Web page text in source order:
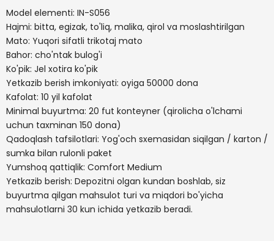
Model elementi: IN-S056
Hajmi: bitta, egizak, to'liq, malika, qirol va moslashtirilgan
Mato: Yuqori sifatli trikotaj mato
Bahor: cho'ntak bulog'i
Ko'pik: Jel xotira ko'pik
Yetkazib berish imkoniyati: oyiga 50000 dona
Kafolat: 10 yil kafolat
Minimal buyurtma: 20 fut konteyner (qirolicha o'lchami
uchun taxminan 150 dona)
Qadoqlash tafsilotlari: Yog'och sxemasidan siqilgan / karton /
sumka bilan rulonli paket
Yumshoq qattiqlik: Comfort Medium
Yetkazib berish: Depozitni olgan kundan boshlab, siz
buyurtma qilgan mahsulot turi va miqdori bo'yicha
mahsulotlarni 30 kun ichida yetkazib beradi.